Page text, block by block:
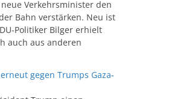
Verkehrsminister den
Bahn verstärken. Neu ist
Politiker Bilger erhielt
auch aus anderen
gegen Trumps Gaza-